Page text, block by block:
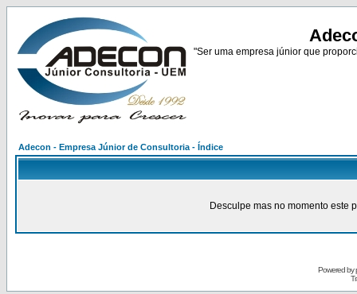
"Ser uma empresa júnior que
Adecon - Empresa Júnior de Consultoria - Índice
Desculpe mas no momento este
Powered by